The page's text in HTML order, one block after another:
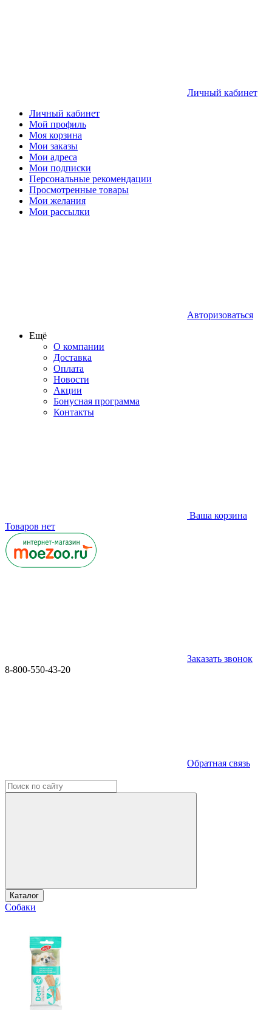
Личный кабинет
Личный кабинет
Мой профиль
Моя корзина
Мои заказы
Мои адреса
Мои подписки
Персональные рекомендации
Просмотренные товары
Мои желания
Мои рассылки
Авторизоваться
Ещё
О компании
Доставка
Оплата
Новости
Акции
Бонусная программа
Контакты
Ваша корзина
Товаров нет
Заказать звонок
8-800-550-43-20
Обратная связь
Каталог
Собаки